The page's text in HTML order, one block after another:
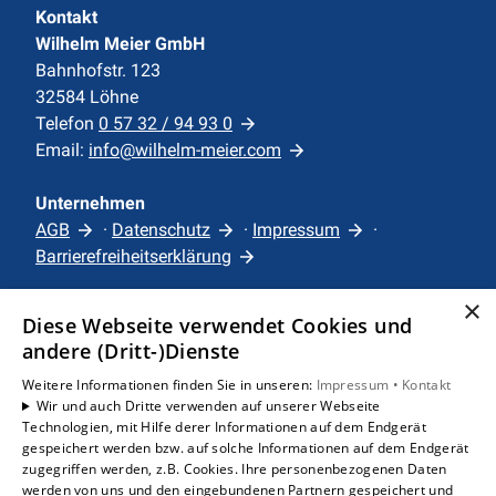
detaillierte Analyse und Beratung in
Anspruch zu nehmen, um die
tatsächlichen Kosten und potenziellen
Einsparungen zu ermitteln.
Kontakt
Wilhelm Meier GmbH
Bahnhofstr. 123
32584 Löhne
Telefon 0 57 32 / 94 93 0
Email: info@wilhelm-meier.com
Unternehmen
AGB
· Datenschutz · Impressum
·
Barrierefreiheitserklärung
Leistungen
Privatkunden
Unternehmen
Standorte
Löhne
×
Diese Webseite verwendet Cookies und
andere (Dritt-)Dienste
Weitere Informationen finden Sie in unseren: Impressum • Kontakt
Wir und auch Dritte verwenden auf unserer Webseite
Technologien, mit Hilfe derer Informationen auf dem Endgerät
gespeichert werden bzw. auf solche Informationen auf dem Endgerät
zugegriffen werden, z.B. Cookies. Ihre personenbezogenen Daten
werden von uns und den eingebundenen Partnern gespeichert und